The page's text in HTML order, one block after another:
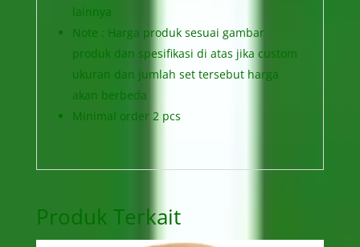
lainnya
Note : Harga produk sesuai gambar
produk dan spesifikasi di atas jika custom
ukuran dan jumlah set tersebut harga
akan berbeda
Minimal order 2 pcs
Produk Terkait